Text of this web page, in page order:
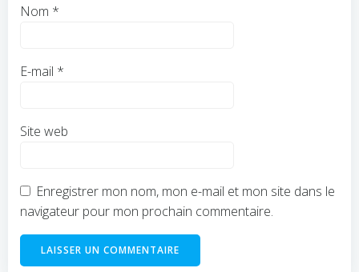
Nom *
E-mail *
Site web
Enregistrer mon nom, mon e-mail et mon site dans le
navigateur pour mon prochain commentaire.